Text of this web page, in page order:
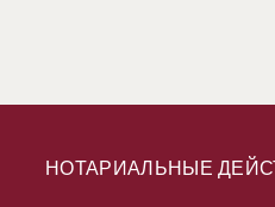
НОТАРИАЛЬНЫЕ